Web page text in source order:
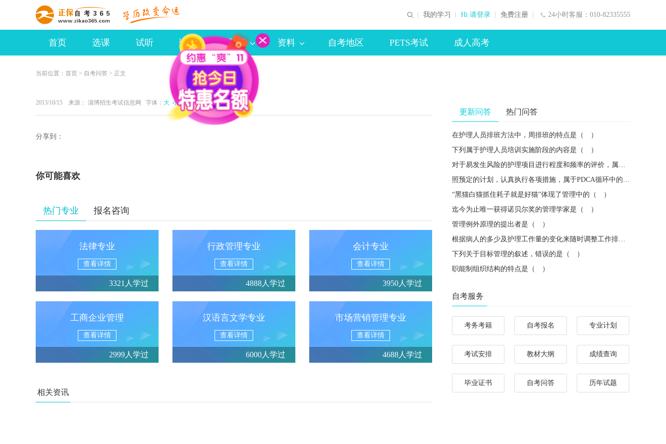
24小时客服：010-82335555
我的学习 Hi 请登录 免费注册
首页 选课 试听 资讯 题库 资料 自考地区 PETS考试 成人高考
当前位置： 首页 > 自考问答 > 正文
2013/10/15 来源： 淄博招生考试信息网 字体： 大 小 打印
分享到：
你可能喜欢
热门专业 报名咨询
法律专业
查看详情
3321人学过
行政管理专业
查看详情
4888人学过
会计专业
查看详情
3950人学过
工商企业管理
查看详情
2999人学过
汉语言文学专业
查看详情
6000人学过
市场营销管理专业
查看详情
4688人学过
相关资讯
更新问答 热门问答
在护理人员排班方法中，周排班的特点是（ ）
下列属于护理人员培训实施阶段的内容是（ ）
对于易发生风险的护理项目进行程度和频率的评价，属于风险管理的（ ）
照预定的计划，认真执行各项措施，属于PDCA循环中的（ ）
“黑猫白猫抓住耗子就是好猫”体现了管理中的（ ）
迄今为止唯一获得诺贝尔奖的管理学家是（ ）
管理例外原理的提出者是（ ）
根据病人的多少及护理工作量的变化来随时调整工作排班，体现了管理中的（ ）
下列关于目标管理的叙述，错误的是（ ）
职能制组织结构的特点是（ ）
自考服务
考务考籍 自考报名 专业计划
考试安排 教材大纲 成绩查询
毕业证书 自考问答 历年试题